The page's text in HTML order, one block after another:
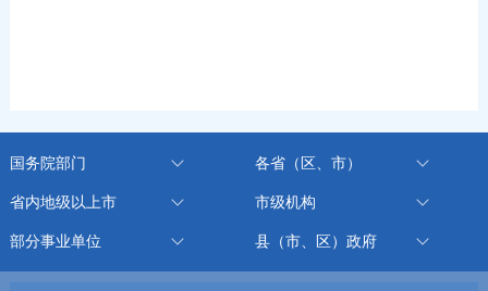
国务院部门 各省（区、市）
省内地级以上市 市级机构
部分事业单位 县（市、区）政府